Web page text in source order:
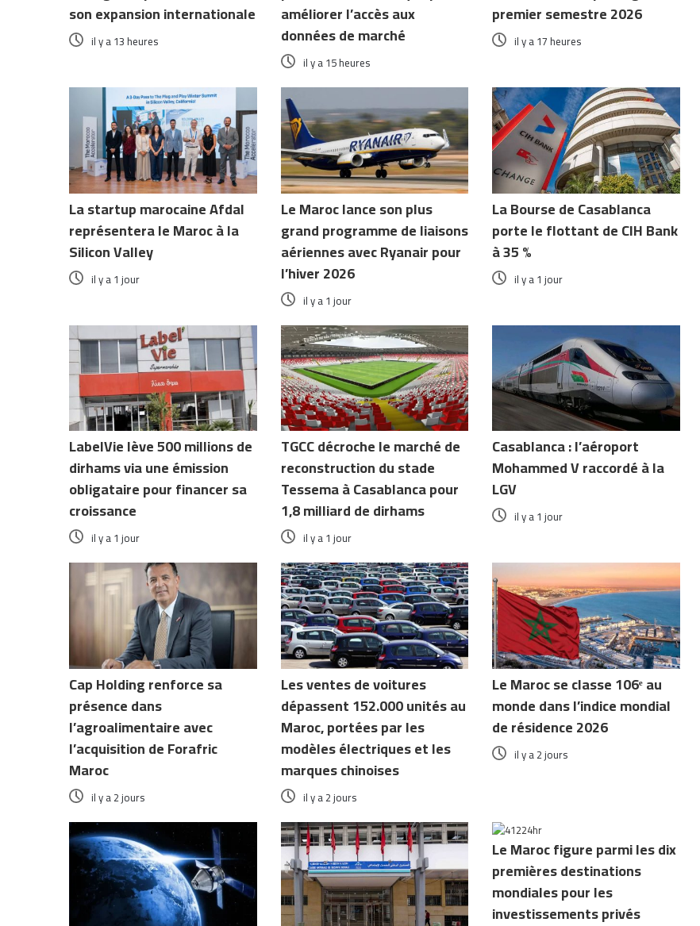
son expansion internationale
il y a 13 heures
améliorer l’accès aux
données de marché
il y a 15 heures
premier semestre 2026
il y a 17 heures
La startup marocaine Afdal
représentera le Maroc à la
Silicon Valley
il y a 1 jour
Le Maroc lance son plus
grand programme de liaisons
aériennes avec Ryanair pour
l’hiver 2026
il y a 1 jour
La Bourse de Casablanca
porte le flottant de CIH Bank
à 35 %
il y a 1 jour
LabelVie lève 500 millions de
dirhams via une émission
obligataire pour financer sa
croissance
il y a 1 jour
TGCC décroche le marché de
reconstruction du stade
Tessema à Casablanca pour
1,8 milliard de dirhams
il y a 1 jour
Casablanca : l’aéroport
Mohammed V raccordé à la
LGV
il y a 1 jour
Cap Holding renforce sa
présence dans
l’agroalimentaire avec
l’acquisition de Forafric
Maroc
il y a 2 jours
Les ventes de voitures
dépassent 152.000 unités au
Maroc, portées par les
modèles électriques et les
marques chinoises
il y a 2 jours
Le Maroc se classe 106ᵉ au
monde dans l’indice mondial
de résidence 2026
il y a 2 jours
Le Maroc figure parmi les dix
premières destinations
mondiales pour les
investissements privés